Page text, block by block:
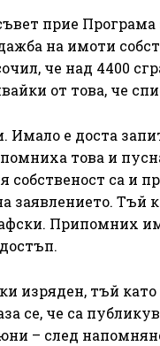
прие
на имоти
че над 4400
от това, че
Имало е доста
това и
собственост са и
Тъй
Припомних
изряден, тъй
се, че са
– след